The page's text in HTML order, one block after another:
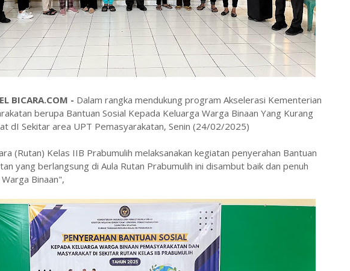
BICARA.COM - Dalam rangka mendukung program Akselerasi Kementerian
berupa Bantuan Sosial Kepada Keluarga Warga Binaan Yang Kurang
dI Sekitar area UPT Pemasyarakatan, Senin (24/02/2025)
(Rutan) Kelas IIB Prabumulih melaksanakan kegiatan penyerahan Bantuan
yang berlangsung di Aula Rutan Prabumulih ini disambut baik dan penuh
Binaan",